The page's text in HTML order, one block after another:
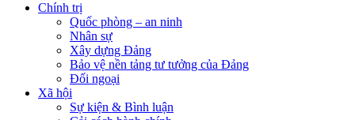
Chính trị
Quốc phòng – an ninh
Nhân sự
Xây dựng Đảng
Bảo vệ nền tảng tư tưởng của Đảng
Đối ngoại
Xã hội
Sự kiện & Bình luận